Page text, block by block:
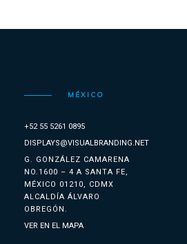
MÉXICO
+52 55 5261 0895
DISPLAYS@VISUALBRANDING.NET
G. GONZÁLEZ CAMARENA
NO.1600 – 4 A SANTA FE,
MÉXICO 01210, CDMX
ALCALDÍA ÁLVARO
OBREGÓN.
VER EN EL MAPA